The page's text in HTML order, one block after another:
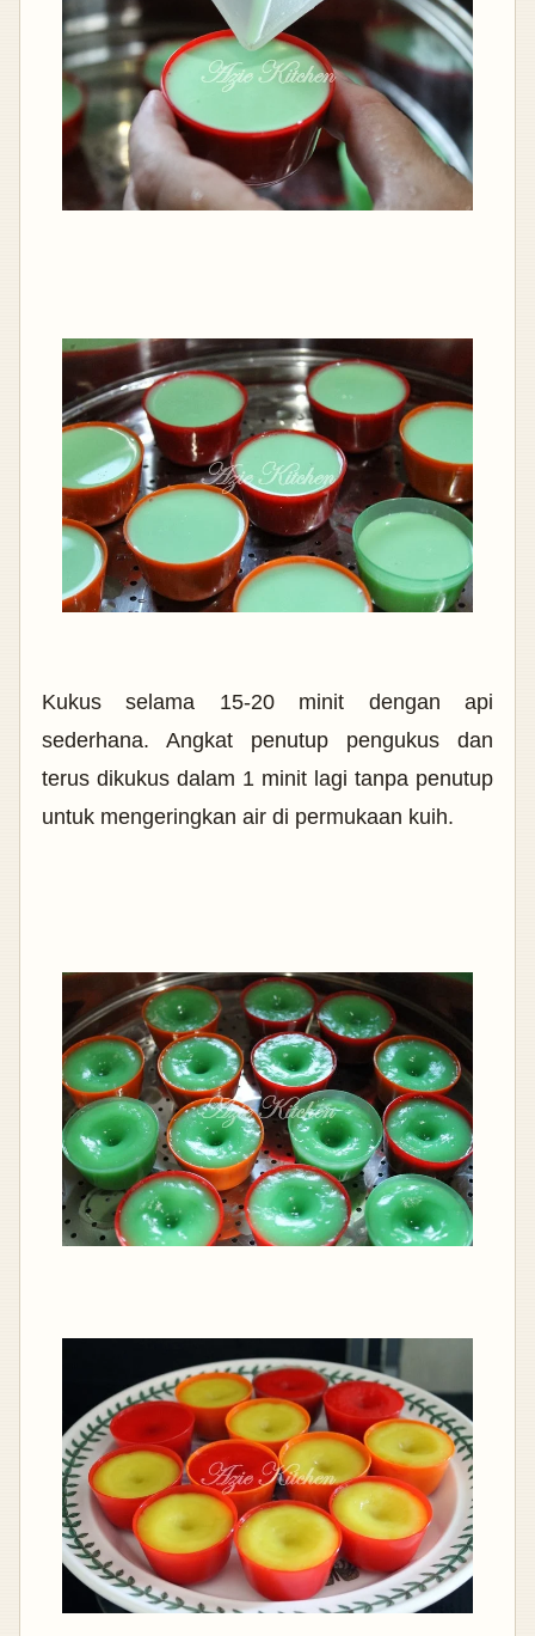
Kukus selama 15-20 minit dengan api
sederhana. Angkat penutup pengukus dan
terus dikukus dalam 1 minit lagi tanpa penutup
untuk mengeringkan air di permukaan kuih.